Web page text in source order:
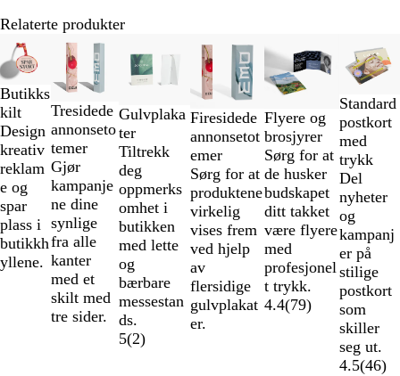
Relaterte produkter
Butikks
kilt
Design
kreativ
reklam
e og
spar
plass i
butikkh
yllene.
Tresidede
annonseto
temer
Gjør
kampanje
ne dine
synlige
fra alle
kanter
med et
skilt med
tre sider.
Gulvplaka
ter
Tiltrekk
deg
oppmerks
omhet i
butikken
med lette
og
bærbare
messestan
ds.
5(2)
Firesidede
annonsetot
emer
Sørg for at
produktene
virkelig
vises frem
ved hjelp
av
flersidige
gulvplakat
er.
Flyere og
brosjyrer
Sørg for at
de husker
budskapet
ditt takket
være flyere
med
profesjonel
t trykk.
4.4(79)
Standard
postkort
med
trykk
Del
nyheter
og
kampanj
er på
stilige
postkort
som
skiller
seg ut.
4.5(46)
Lysbilder
1
til
2
av
6